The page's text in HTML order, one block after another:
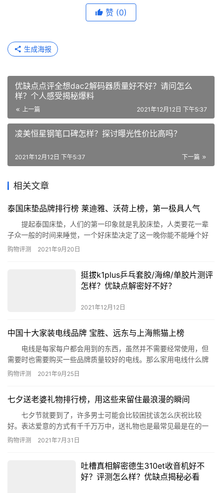
赞 (0)
生成海报
优缺点点评全想dac2解码器质量好不好？请问怎么
样？个人感受揭秘爆料
上一篇 2021年12月12日 下午5:37
凌美恒星钢笔口碑怎样？探讨曝光性价比高吗？
下一篇
2021年12月12日 下午5:37
相关文章
泰国床垫品牌排行榜 莱迪雅、沃荷上榜，第一极具人气
提起泰国床垫，人们的第一印象就是乳胶床垫，人类要花一辈
子众一般的时间来睡觉，一个好床垫决定了这一晚你能不能睡个好
觉，软了硬了都不好，软硬适中才是上品，今天来看泰国床垫，泰
5.ventry 6.皇家royal …
购物评测 2021年9月20日
挺拔k1plus乒乓套胶/海绵/单胶片测评
怎样？优缺点解密好不好？
2021年12月12日
中国十大家装电线品牌 宝胜、远东与上海熊猫上榜
电线是每家每户都会用到的东西，虽然并不需要经常使用，但
需要时也需要购买一些品牌质量较好的电线。那么家用电线什么牌
子好?下面为大家带来了中国十大家装电线品牌，一起来看看吧。 中
8、南洋电缆 9、绿宝电缆 10、新亚…
购物评测 2021年9月25日
七夕送老婆礼物排行榜，用这些来留住最浪漫的瞬间
七夕节就要到了，许多男士可能会比较困扰该怎么庆祝比较
好。表达爱意的方式有千千万万中，送礼物也是最常见最是在的一
个方式。那么今天就由小编来为大家列出七夕送老婆礼物排行榜，
情侣居家服 6、情侣电动牙刷 7、DIY别墅拼装小房…
购物评测 2021年7月31日
吐槽真相解密德生310et收音机好不
好？评测怎么样？优缺点揭秘必看